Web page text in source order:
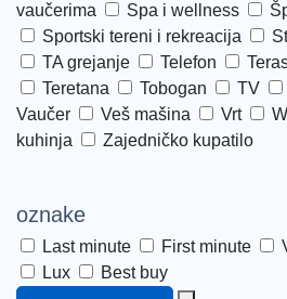
vaučerima
Spa i wellness
Sportski tereni i rekreacija
TA grejanje
Telefon
Teretana
Tobogan TV
Vaučer
Veš mašina Vrt
kuhinja
Zajedničko kupatilo
oznake
Last minute First minute
Lux
Best buy